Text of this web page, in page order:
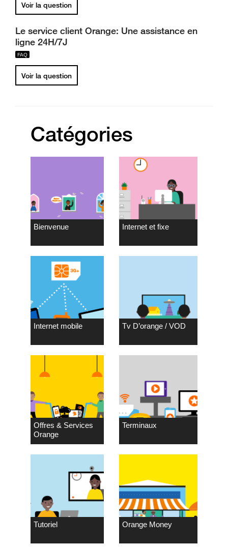
Voir la question
Le service client Orange: Une assistance en
ligne 24H/7J
Voir la question
Catégories
Bienvenue Internet et fixe
Internet mobile Tv D’orange / VOD
Offres & Services
Orange
Terminaux
Tutoriel Orange Money